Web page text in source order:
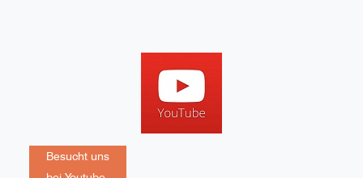
Besucht uns